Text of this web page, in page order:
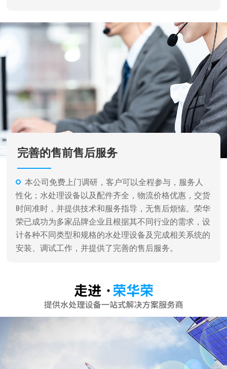
完善的售前售后服务
本公司免费上门调研，客户可以全程参与，服务人
性化；水处理设备以及配件齐全，物流价格优惠，交货
时间准时，并提供技术和服务指导，无售后烦恼。荣华
荣已成功为多家品牌企业且根据其不同行业的需求，设
计各种不同类型和规格的水处理设备及完成相关系统的